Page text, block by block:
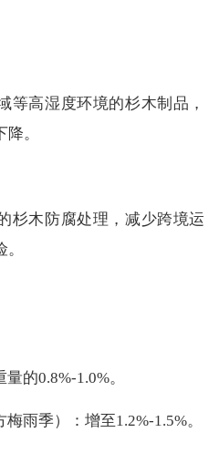
等高湿度环境的杉木制品，
。
杉木防腐处理，减少跨境运
的0.8%-1.0%。
雨季）：增至1.2%-1.5%。